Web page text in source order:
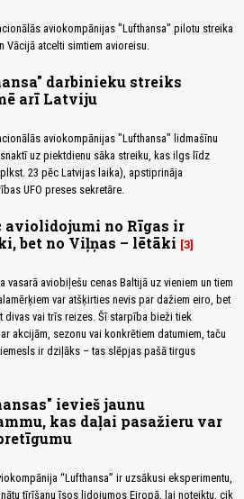
aviokompānijas "Lufthansa" pilotu streika
Vācijā atcelti simtiem avioreisu.
darbinieku streiks
arī Latviju
aviokompānijas "Lufthansa" lidmašīnu
uz piektdienu sāka streiku, kas ilgs līdz
23 pēc Latvijas laika), apstiprināja
UFO preses sekretāre.
aviolidojumi no Rīgas ir
bet no Viļņas – lētāki 3
vasarā aviobiļešu cenas Baltijā uz vieniem un tiem
var atšķirties nevis par dažiem eiro, bet
divas vai trīs reizes. Šī starpība bieži tiek
akcijām, sezonu vai konkrētiem datumiem, taču
ir dziļāks – tas slēpjas pašā tirgus
ievieš jaunu
kas daļai pasažieru var
“Lufthansa” ir uzsākusi eksperimentu,
tīrīšanu īsos lidojumos Eiropā, lai noteiktu, cik